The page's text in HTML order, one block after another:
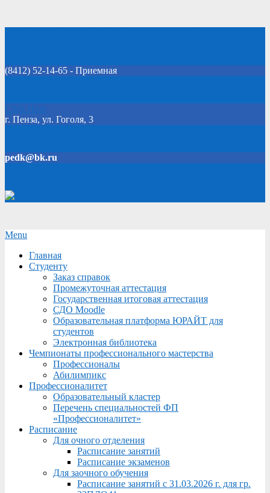
(8412) 52-14-65 - Приемная
Click Here
г. Пенза, ул. Гоголя, 3
pedk@bk.ru
Secondary
Menu
Menu
Главная
Студенту
Заказ справок
Промежуточная аттестация
Государственная итоговая аттестация
СДО Moodle
Образовательная платформа ЮРАЙТ для
студентов
Электронная библиотека
Чемпионаты профессионального мастерства
Профессионалы
Абилимпикс
Профессионалитет
Образовательный кластер
Перечень специальностей ФП
«Профессионалитет»
Расписание
Для очного отделения
Расписание занятий
Расписание экзаменов
Для заочного обучения
Расписание занятий с 31.03.2026 г. для гр.